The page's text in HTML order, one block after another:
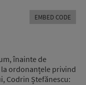
EMBED CODE
înainte de
la ordonanțele privind
Codrin Ștefănescu: